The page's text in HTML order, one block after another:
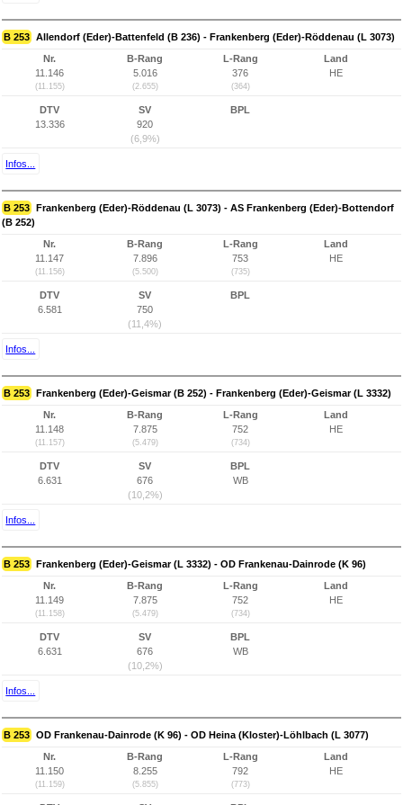
B 253 Allendorf (Eder)-Battenfeld (B 236) - Frankenberg (Eder)-Röddenau (L 3073)
Nr.
11.146
(11.155)
B-Rang
5.016
(2.655)
L-Rang
376
(364)
Land
HE
DTV
13.336
SV
920
(6,9%)
BPL
Infos...
B 253 Frankenberg (Eder)-Röddenau (L 3073) - AS Frankenberg (Eder)-Bottendorf
(B 252)
Nr.
11.147
(11.156)
B-Rang
7.896
(5.500)
L-Rang
753
(735)
Land
HE
DTV
6.581
SV
750
(11,4%)
BPL
Infos...
B 253 Frankenberg (Eder)-Geismar (B 252) - Frankenberg (Eder)-Geismar (L 3332)
Nr.
11.148
(11.157)
B-Rang
7.875
(5.479)
L-Rang
752
(734)
Land
HE
DTV
6.631
SV
676
(10,2%)
BPL
WB
Infos...
B 253 Frankenberg (Eder)-Geismar (L 3332) - OD Frankenau-Dainrode (K 96)
Nr.
11.149
(11.158)
B-Rang
7.875
(5.479)
L-Rang
752
(734)
Land
HE
DTV
6.631
SV
676
(10,2%)
BPL
WB
Infos...
B 253 OD Frankenau-Dainrode (K 96) - OD Heina (Kloster)-Löhlbach (L 3077)
Nr.
11.150
(11.159)
B-Rang
8.255
(5.855)
L-Rang
792
(773)
Land
HE